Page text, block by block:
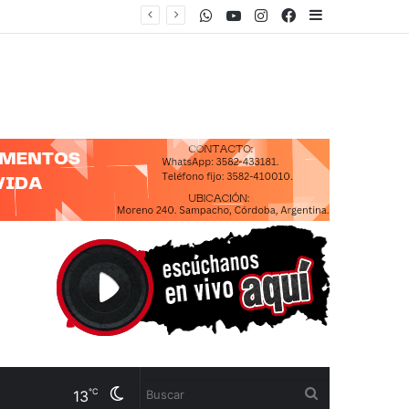
Facebook
Instagram
Youtube
WhatsApp
Cambiar
13℃